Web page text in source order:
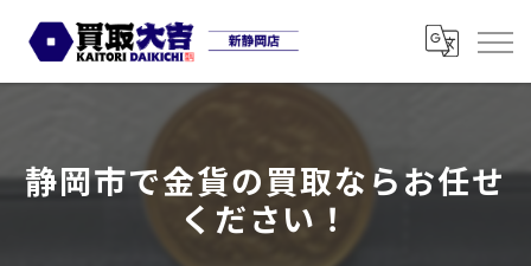
静岡市で金貨の買取ならお任せ
ください！